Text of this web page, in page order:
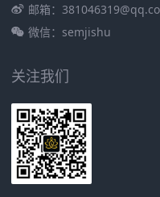
邮箱：
微信：semjishu
关注我们